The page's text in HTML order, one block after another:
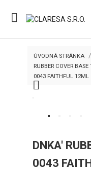

ÚVODNÁ STRÁNKA
RUBBER COVER
0043 FAITHFUL 12ML

DNKA'
0043